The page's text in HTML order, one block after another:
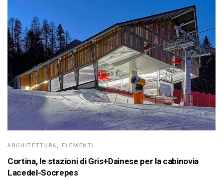
ARCHITETTURA,ELEMENTI
Cortina, le stazioni di Gris+Dainese per la cabinovia
Lacedel-Socrepes